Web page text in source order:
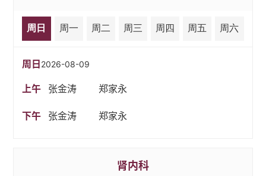
周日 周一 周二 周三 周四 周五 周六
周日 2026-08-09
上午 张金涛 郑家永
下午 张金涛 郑家永
肾内科